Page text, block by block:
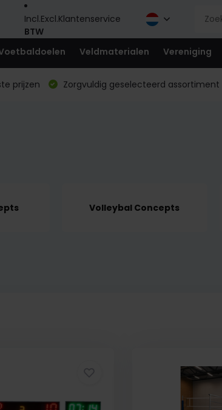
Incl.Excl.
BTW
Klantenservice
Veldmaterialen Vereniging
prijzen Zorgvuldig geselecteerd assortiment
Volleybal Concepts